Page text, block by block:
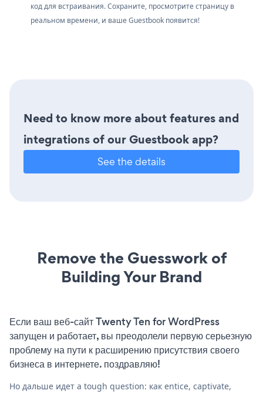
код для встраивания. Сохраните, просмотрите страницу в
реальном времени, и ваше Guestbook появится!
Need to know more about features and
integrations of our Guestbook app?
See the details
Remove the Guesswork of
Building Your Brand
Если ваш веб-сайт Twenty Ten for WordPress
запущен и работает, вы преодолели первую серьезную
проблему на пути к расширению присутствия своего
бизнеса в интернете. поздравляю!
Но дальше идет a tough question: как entice, captivate,